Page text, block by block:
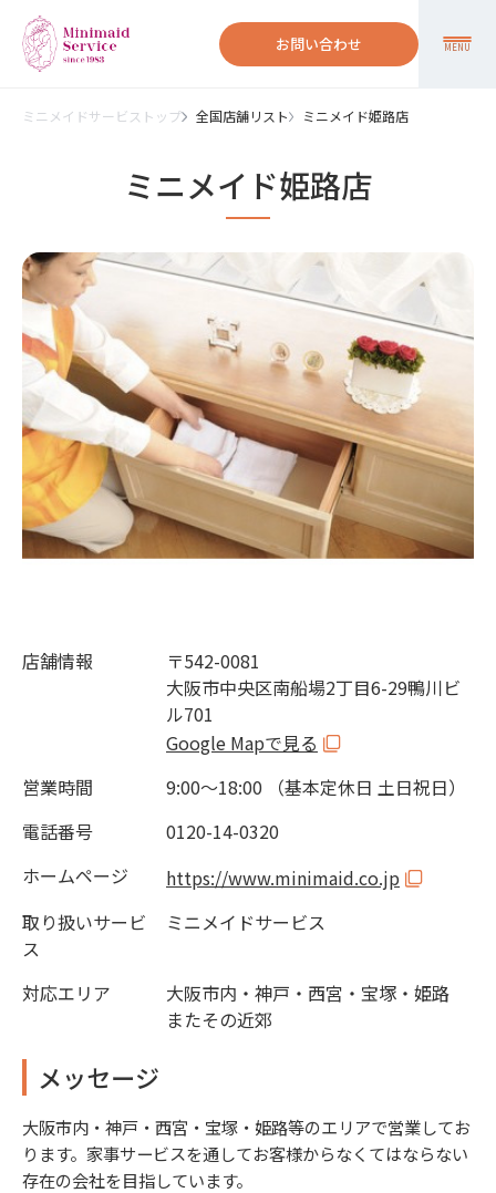
お問い合わせ MENU
ミニメイドサービストップ 全国店舗リスト ミニメイド姫路店
ミニメイド姫路店
店舗情報
〒542-0081
大阪市中央区南船場2丁目6-29鴨川ビ
ル701
Google Mapで見る
営業時間
9:00～18:00 （基本定休日 土日祝日）
電話番号
0120-14-0320
ホームページ
https://www.minimaid.co.jp
取り扱いサービ
ス
ミニメイドサービス
対応エリア
大阪市内・神戸・西宮・宝塚・姫路
またその近郊
メッセージ
大阪市内・神戸・西宮・宝塚・姫路等のエリアで営業してお
ります。家事サービスを通してお客様からなくてはならない
存在の会社を目指しています。